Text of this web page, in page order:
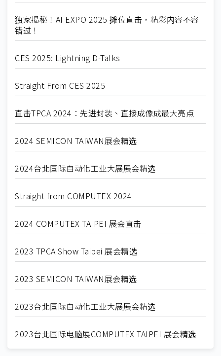
独家揭秘！AI EXPO 2025 摊位直击，精彩内容不容
错过！
CES 2025: Lightning D-Talks
Straight From CES 2025
直击TPCA 2024：先进封装、直接成像成最大亮点
2024 SEMICON TAIWAN展会精选
2024台北国际自动化工业大展展会精选
Straight from COMPUTEX 2024
2024 COMPUTEX TAIPEI 展会直击
2023 TPCA Show Taipei 展会精选
2023 SEMICON TAIWAN展会精选
2023台北国际自动化工业大展展会精选
2023台北国际电脑展COMPUTEX TAIPEI 展会精选